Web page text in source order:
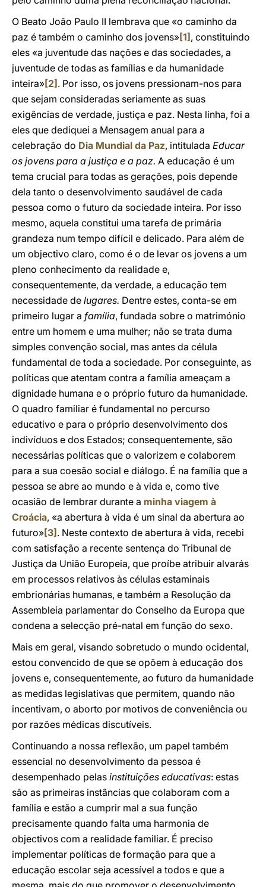
O Beato João Paulo II lembrava que «o caminho da
paz é também o caminho dos jovens»[1] , constituindo
eles «a juventude das nações e das sociedades, a
juventude de todas as famílias e da humanidade
inteira»[2] . Por isso, os jovens pressionam-nos para
que sejam consideradas seriamente as suas
exigências de verdade, justiça e paz. Nesta linha, foi a
eles que dediquei a Mensagem anual para a
celebração do Dia Mundial da Paz, intitulada Educar
os jovens para a justiça e a paz. A educação é um
tema crucial para todas as gerações, pois depende
dela tanto o desenvolvimento saudável de cada
pessoa como o futuro da sociedade inteira. Por isso
mesmo, aquela constitui uma tarefa de primária
grandeza num tempo difícil e delicado. Para além de
um objectivo claro, como é o de levar os jovens a um
pleno conhecimento da realidade e,
consequentemente, da verdade, a educação tem
necessidade de lugares. Dentre estes, conta-se em
primeiro lugar a família, fundada sobre o matrimónio
entre um homem e uma mulher; não se trata duma
simples convenção social, mas antes da célula
fundamental de toda a sociedade. Por conseguinte, as
políticas que atentam contra a família ameaçam a
dignidade humana e o próprio futuro da humanidade.
O quadro familiar é fundamental no percurso
educativo e para o próprio desenvolvimento dos
indivíduos e dos Estados; consequentemente, são
necessárias políticas que o valorizem e colaborem
para a sua coesão social e diálogo. É na família que a
pessoa se abre ao mundo e à vida e, como tive
ocasião de lembrar durante a minha viagem à
Croácia, «a abertura à vida é um sinal da abertura ao
futuro»[3] . Neste contexto de abertura à vida, recebi
com satisfação a recente sentença do Tribunal de
Justiça da União Europeia, que proíbe atribuir alvarás
em processos relativos às células estaminais
embrionárias humanas, e também a Resolução da
Assembleia parlamentar do Conselho da Europa que
condena a selecção pré-natal em função do sexo.
Mais em geral, visando sobretudo o mundo ocidental,
estou convencido de que se opõem à educação dos
jovens e, consequentemente, ao futuro da humanidade
as medidas legislativas que permitem, quando não
incentivam, o aborto por motivos de conveniência ou
por razões médicas discutíveis.
Continuando a nossa reflexão, um papel também
essencial no desenvolvimento da pessoa é
desempenhado pelas instituições educativas: estas
são as primeiras instâncias que colaboram com a
família e estão a cumprir mal a sua função
precisamente quando falta uma harmonia de
objectivos com a realidade familiar. É preciso
implementar políticas de formação para que a
educação escolar seja acessível a todos e que a